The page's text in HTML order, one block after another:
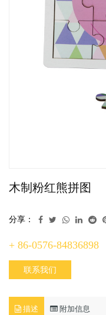
木制粉红熊拼图
分享：
+ 86-0576-84836898
联系我们
描述 附加信息